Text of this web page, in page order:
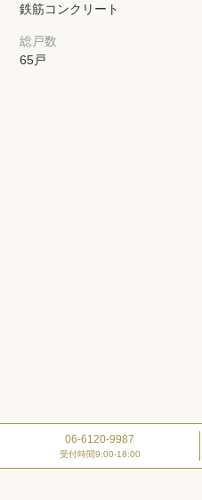
鉄筋コンクリート
総戸数
65戸
06-6120-9987
受付時間9:00-18:00